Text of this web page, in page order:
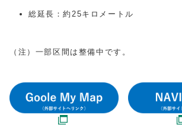
総延長：約25キロメートル
（注）一部区間は整備中です。